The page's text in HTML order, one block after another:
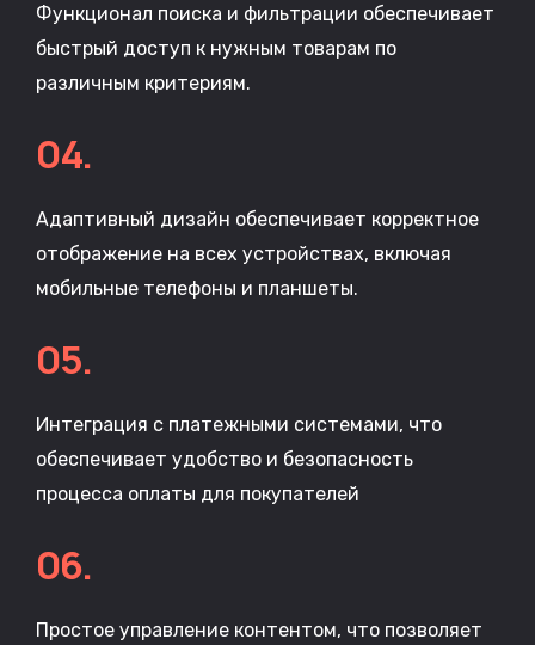
Функционал поиска и фильтрации обеспечивает
быстрый доступ к нужным товарам по
различным критериям.
04.
Адаптивный дизайн обеспечивает корректное
отображение на всех устройствах, включая
мобильные телефоны и планшеты.
05.
Интеграция с платежными системами, что
обеспечивает удобство и безопасность
процесса оплаты для покупателей
06.
Простое управление контентом, что позволяет